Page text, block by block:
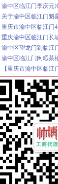
关于渝中区临江门魁
重庆市渝中区临江门
重庆渝中区临江门长
渝中区望龙门到临江
渝中区临江门闲暇茶
【重庆市渝中区临江
出售渝中区临江门住
1994年前的重庆渝中
渝中区临江门恒王鑫
出售渝中区临江门住
渝中区临江门大三房,
重庆渝中区临江门都
请问下重庆渝中区临
渝中区临江门石头洞
重庆渝中区临江门正
重庆餐饮美食-重庆
美宝露美容美体：渝